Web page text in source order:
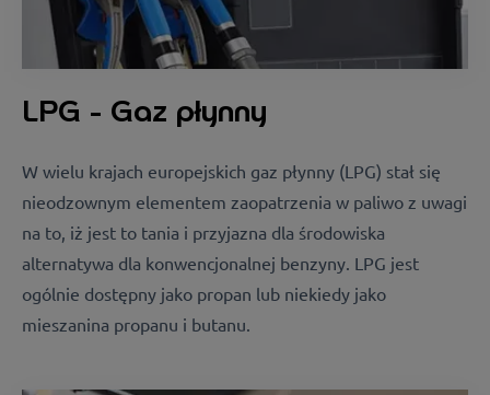
LPG - Gaz płynny
W wielu krajach europejskich gaz płynny (LPG) stał się
nieodzownym elementem zaopatrzenia w paliwo z uwagi
na to, iż jest to tania i przyjazna dla środowiska
alternatywa dla konwencjonalnej benzyny. LPG jest
ogólnie dostępny jako propan lub niekiedy jako
mieszanina propanu i butanu.